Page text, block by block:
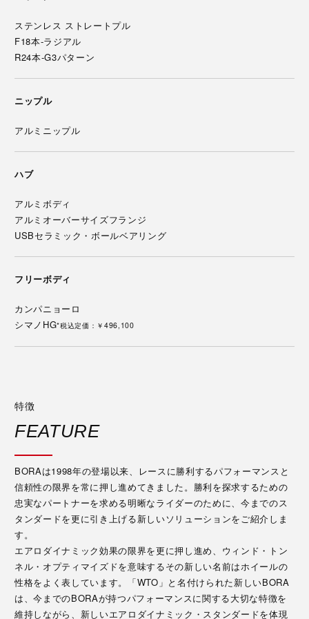
ステンレス ストレートプル
F18本-ラジアル
R24本-G3パターン
ニップル
アルミニップル
ハブ
アルミボディ
アルミオーバーサイズフランジ
USBセラミック・ボールベアリング
フリーボディ
カンパニョーロ
シマノHG*税込定価：￥496,100
特徴
FEATURE
BORAは1998年の登場以来、レースに勝利するパフォーマンスと
信頼性の限界を常に押し進めてきました。勝利を探求するための
忠実なパートナーを求める明晰なライダーのために、今までのス
タンダードを更に引き上げる新しいソリューションをご紹介しま
す。
エアロダイナミック効果の限界を更に押し進め、ウィンド・トン
ネル・オプティマイズドを意味するその新しい名前はホイールの
性格をよく表しています。「WTO」と名付けられた新しいBORA
は、今までのBORAが持つパフォーマンスに関する大切な特徴を
維持しながら、新しいエアロダイナミック・スタンダードを体現